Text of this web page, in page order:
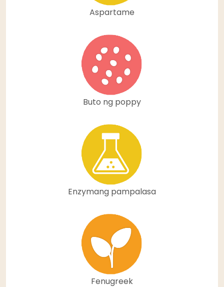
Aspartame
Buto ng poppy
Enzymang pampalasa
Fenugreek